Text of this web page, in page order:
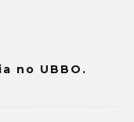
no UBBO.